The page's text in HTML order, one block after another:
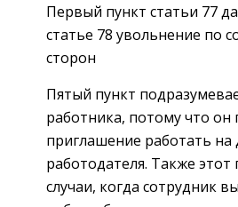
Первый пункт статьи 77
статье 78 увольнение по
сторон
Пятый пункт
работника, потому что он
приглашение работать на
работодателя. Также этот
случаи, когда сотрудник